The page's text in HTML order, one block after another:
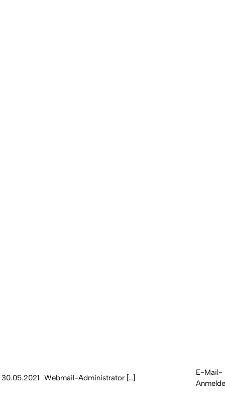
30.05.2021 Webmail-Administrator […]
E-Mail-